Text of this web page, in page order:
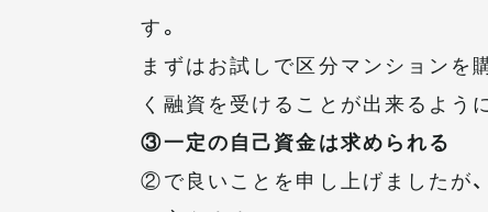
す。
まずはお試しで区分マンションを
く融資を受けることが出来るよう
③一定の自己資金は求められる
②で良いことを申し上げましたが